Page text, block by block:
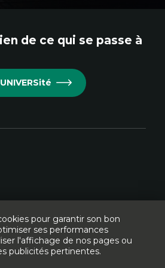
Cet
s'ouvrira
dans
fenêtre.
Cet
s'ouvrira
dans
fenêtre.
Cet
s'ouvrira
dans
fenêtre.
Cet
s'ouvrira
dans
fenêtre.
de ce qui se passe à
l'Ontario français - 2026
pour garantir son bon
ses performances
l'affichage de nos pages ou
publicités pertinentes.